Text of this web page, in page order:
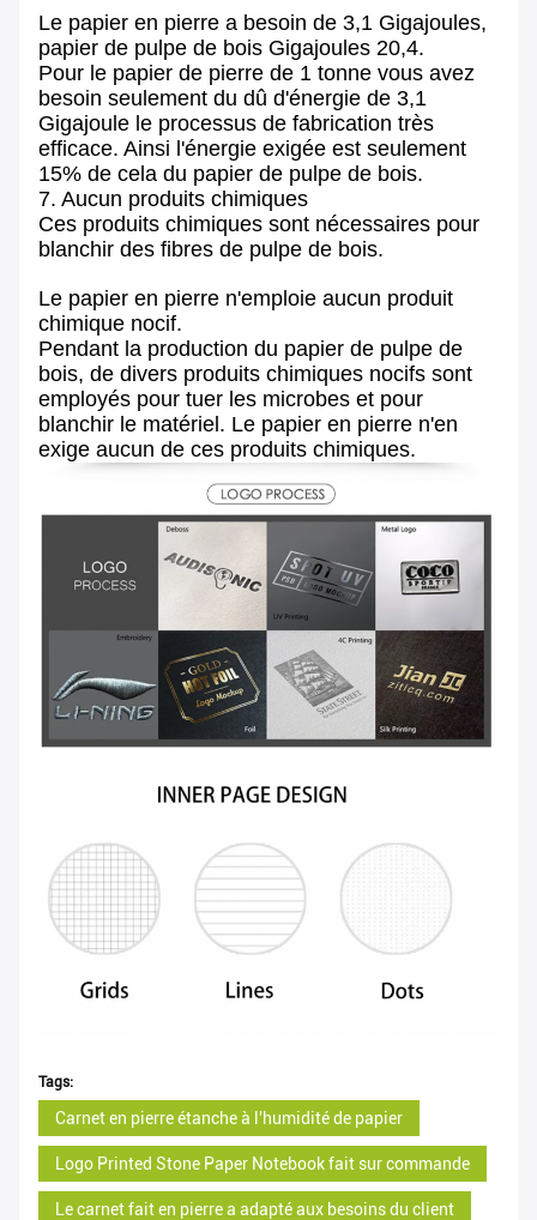
Le papier en pierre a besoin de 3,1 Gigajoules,
papier de pulpe de bois Gigajoules 20,4.
Pour le papier de pierre de 1 tonne vous avez
besoin seulement du dû d'énergie de 3,1
Gigajoule le processus de fabrication très
efficace. Ainsi l'énergie exigée est seulement
15% de cela du papier de pulpe de bois.
7. Aucun produits chimiques
Ces produits chimiques sont nécessaires pour
blanchir des fibres de pulpe de bois.
Le papier en pierre n'emploie aucun produit
chimique nocif.
Pendant la production du papier de pulpe de
bois, de divers produits chimiques nocifs sont
employés pour tuer les microbes et pour
blanchir le matériel. Le papier en pierre n'en
exige aucun de ces produits chimiques.
Tags:
Carnet en pierre étanche à l'humidité de papier
Logo Printed Stone Paper Notebook fait sur commande
Le carnet fait en pierre a adapté aux besoins du client